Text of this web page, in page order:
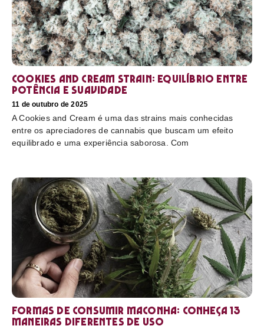
Cookies and Cream Strain: equilíbrio entre
potência e suavidade
11 de outubro de 2025
A Cookies and Cream é uma das strains mais conhecidas
entre os apreciadores de cannabis que buscam um efeito
equilibrado e uma experiência saborosa. Com
Formas de consumir maconha: conheça 13
maneiras diferentes de uso